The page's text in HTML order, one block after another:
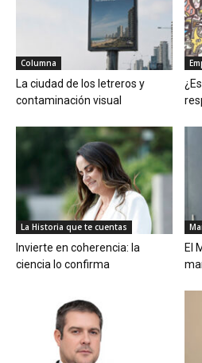
Columna
La ciudad de los letreros y
contaminación visual
La Historia que te cuentas
Invierte en coherencia: la
ciencia lo confirma
El